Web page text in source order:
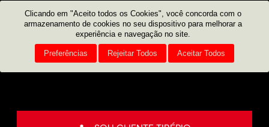
Consultor on-line
Atendimento por e-mail
Compre pelo telefone11 3051 9999
Clicando em "Aceito todos os Cookies", você concorda com o
armazenamento de cookies no seu dispositivo para melhorar a
experiência e navegação no site.
Preferências Rejeitar Todos Aceitar Todos